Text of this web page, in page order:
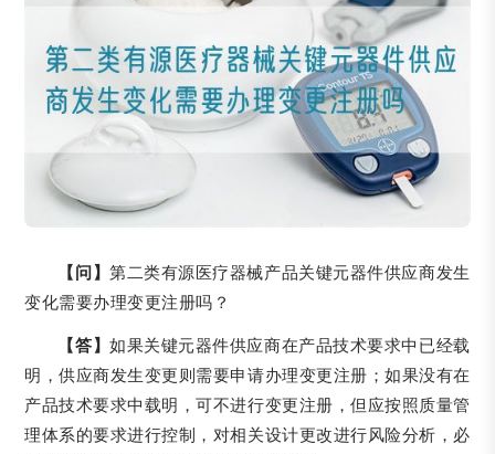
【问】第二类有源医疗器械产品关键元器件供应商发生
变化需要办理变更注册吗？
【答】如果关键元器件供应商在产品技术要求中已经载
明，供应商发生变更则需要申请办理变更注册；如果没有在
产品技术要求中载明，可不进行变更注册，但应按照质量管
理体系的要求进行控制，对相关设计更改进行风险分析，必